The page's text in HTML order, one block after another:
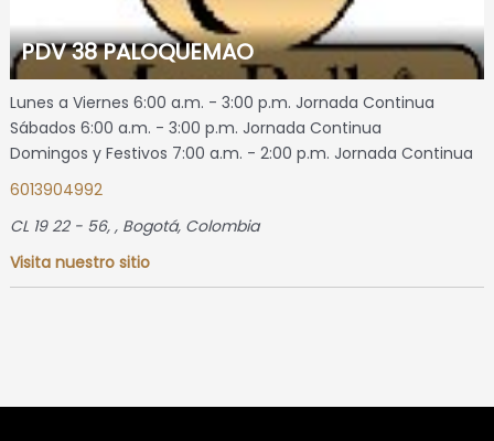
PDV 38 PALOQUEMAO
Lunes a Viernes 6:00 a.m. - 3:00 p.m. Jornada Continua
Sábados 6:00 a.m. - 3:00 p.m. Jornada Continua
Domingos y Festivos 7:00 a.m. - 2:00 p.m. Jornada Continua
6013904992
CL 19 22 - 56, , Bogotá, Colombia
Visita nuestro sitio